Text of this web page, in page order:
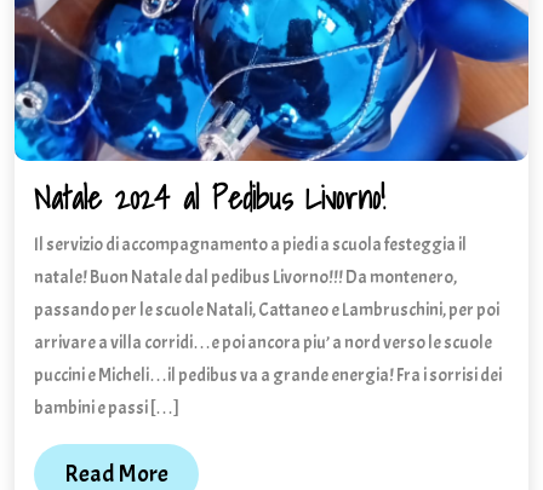
Natale 2024 al Pedibus Livorno!Natale
al
Pedibus
Livorno!
Il servizio di accompagnamento a piedi a scuola festeggia il
natale! Buon Natale dal pedibus Livorno!!! Da montenero,
passando per le scuole Natali, Cattaneo e Lambruschini, per poi
arrivare a villa corridi…e poi ancora piu’ a nord verso le scuole
puccini e Micheli…il pedibus va a grande energia! Fra i sorrisi dei
bambini e passi […]
Read MoreRead